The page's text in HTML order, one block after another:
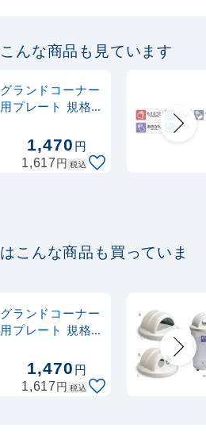
ゴミ DS-195-311-6
円
19,250 円 税込 カゴへ
んな商品も見ています
グランドコーナー
用プレート 規格:
200-412-1)
1,470円
1,617円 税込
こんな商品も買っていま
グランドコーナー
用プレート 規格:
200-412-1)
1,470円
1,617円 税込